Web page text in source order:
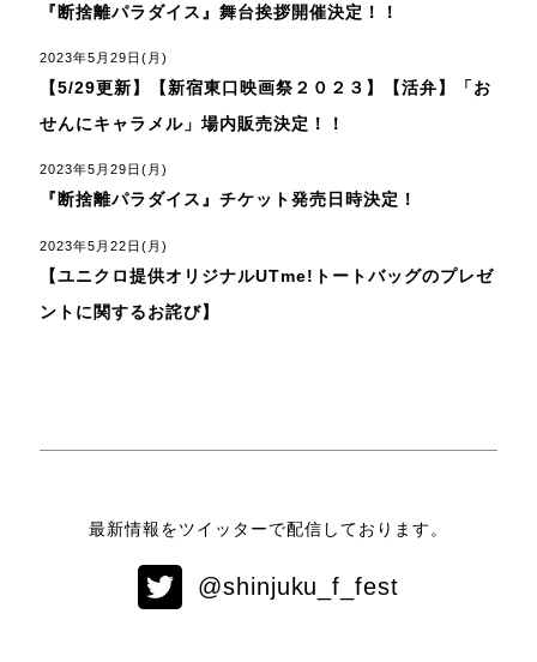
『断捨離パラダイス』舞台挨拶開催決定！！
2023年5月29日(月)
【5/29更新】【新宿東口映画祭２０２３】【活弁】「お
せんにキャラメル」場内販売決定！！
2023年5月29日(月)
『断捨離パラダイス』チケット発売日時決定！
2023年5月22日(月)
【ユニクロ提供オリジナルUTme!トートバッグのプレゼ
ントに関するお詫び】
最新情報をツイッターで配信しております。
@shinjuku_f_fest